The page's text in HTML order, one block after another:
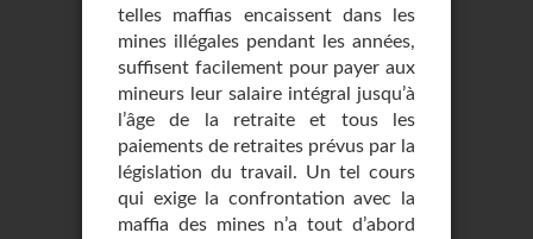
telles maffias encaissent dans les
mines illégales pendant les années,
suffisent facilement pour payer aux
mineurs leur salaire intégral jusqu’à
l’âge de la retraite et tous les
paiements de retraites prévus par la
législation du travail. Un tel cours
qui exige la confrontation avec la
maffia des mines n’a tout d’abord